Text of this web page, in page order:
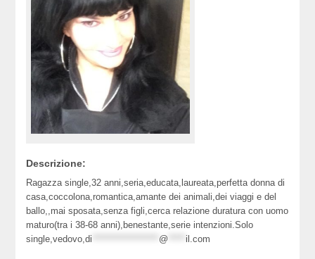
Descrizione:
Ragazza single,32 anni,seria,educata,laureata,perfetta donna di
casa,coccolona,romantica,amante dei animali,dei viaggi e del
ballo,,mai sposata,senza figli,cerca relazione duratura con uomo
maturo(tra i 38-68 anni),benestante,serie intenzioni.Solo
single,vedovo,di @ il.com